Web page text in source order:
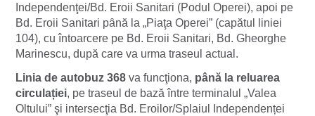
Independenţei/Bd. Eroii Sanitari (Podul Operei), apoi pe
Bd. Eroii Sanitari pȃnă la „Piaţa Operei” (capătul liniei
104), cu întoarcere pe Bd. Eroii Sanitari, Bd. Gheorghe
Marinescu, după care va urma traseul actual.
Linia de autobuz 368 va funcţiona, până la reluarea
circulației, pe traseul de bază între terminalul „Valea
Oltului” şi intersecţia Bd. Eroilor/Splaiul Independenței